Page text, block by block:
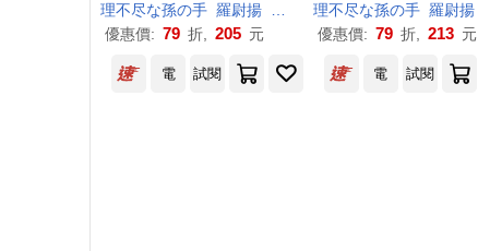
理不尽な孫の手 羅尉揚
シロタカ
優惠價: 79 折, 205 元
理不尽な孫の手 羅尉揚
優惠價: 79 折, 213 元
電 試閱 電 試閱